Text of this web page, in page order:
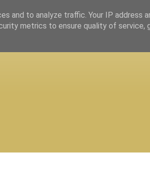
and to analyze traffic. Your IP address
metrics to ensure quality of service,